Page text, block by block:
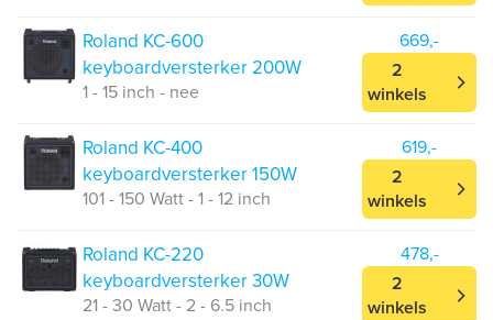
Roland KC-600
keyboardversterker 200W
1 - 15 inch - nee
669,-
2
winkels
Roland KC-400
keyboardversterker 150W
101 - 150 Watt - 1 - 12 inch
619,-
2
winkels
Roland KC-220
keyboardversterker 30W
21 - 30 Watt - 2 - 6.5 inch
478,-
2
winkels